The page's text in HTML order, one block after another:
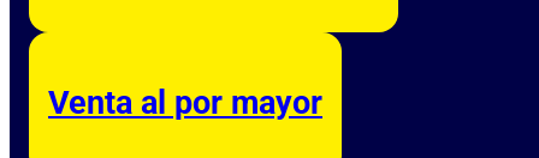
Venta al por mayor